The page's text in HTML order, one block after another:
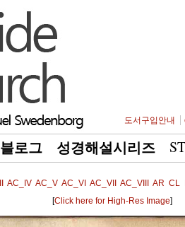
도서구입안내
블로그 성경해설시리즈
AC_IV AC_V AC_VI AC_VII AC_VIII AR CL
[Click here for High-Res Image]